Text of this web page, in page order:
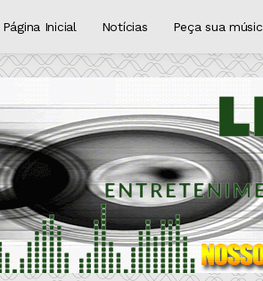
Página Inicial Notícias Peça sua